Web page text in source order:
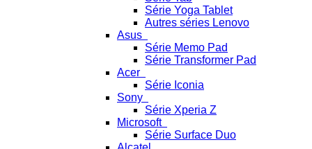
Série Yoga Tablet
Autres séries Lenovo
Asus
Série Memo Pad
Série Transformer Pad
Acer
Série Iconia
Sony
Série Xperia Z
Microsoft
Série Surface Duo